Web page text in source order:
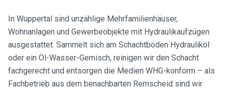
In Wuppertal sind unzählige Mehrfamilienhäuser,
Wohnanlagen und Gewerbeobjekte mit Hydraulikaufzügen
ausgestattet. Sammelt sich am Schachtboden Hydrauliköl
oder ein Öl-Wasser-Gemisch, reinigen wir den Schacht
fachgerecht und entsorgen die Medien WHG-konform – als
Fachbetrieb aus dem benachbarten Remscheid sind wir